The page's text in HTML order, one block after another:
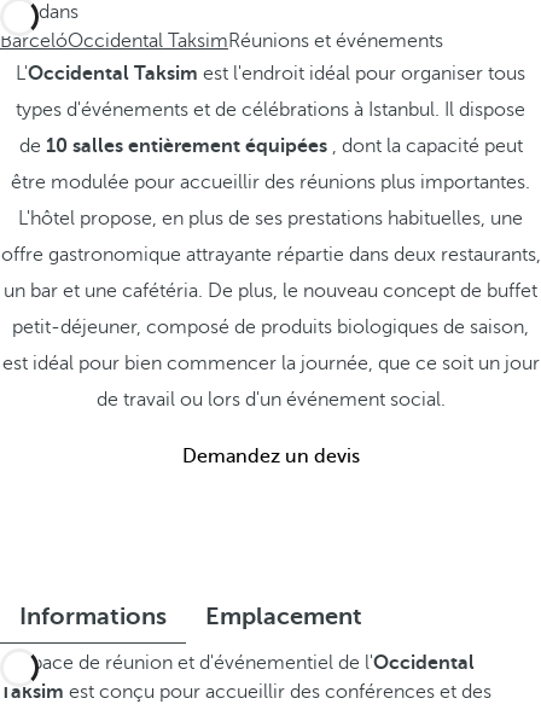
Ces dans
BarcelóOccidental TaksimRéunions et événements
L'Occidental Taksim est l'endroit idéal pour organiser tous
types d'événements et de célébrations à Istanbul. Il dispose
de 10 salles entièrement équipées, dont la capacité peut
être modulée pour accueillir des réunions plus importantes.
L'hôtel propose, en plus de ses prestations habituelles, une
offre gastronomique attrayante répartie dans deux restaurants,
un bar et une cafétéria. De plus, le nouveau concept de buffet
petit-déjeuner, composé de produits biologiques de saison,
est idéal pour bien commencer la journée, que ce soit un jour
de travail ou lors d'un événement social.
Demandez un devis
Informations Emplacement
L'espace de réunion et d'événementiel de l'Occidental
Taksim est conçu pour accueillir des conférences et des